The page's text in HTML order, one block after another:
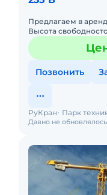
Предлагаем в
Высота
грузоподъемность
Позвонить
Давно не обновлялось
РуКран Парк